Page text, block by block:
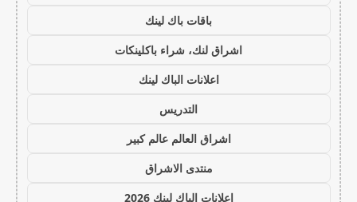
باقات باك لينك
اشراق لنك، شراء باكلينكات
اعلانات الباك لينك
التدريس
اشراق العالم عالم كبير
منتدى الاشراق
اعلانات الباك لينك 2026